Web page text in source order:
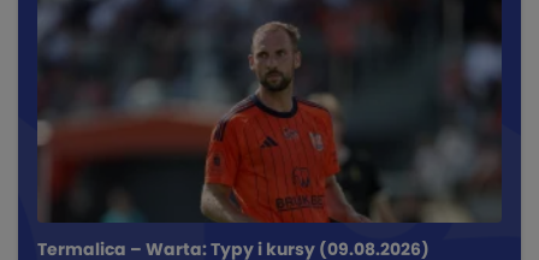
Termalica – Warta: Typy i kursy (09.08.2026)